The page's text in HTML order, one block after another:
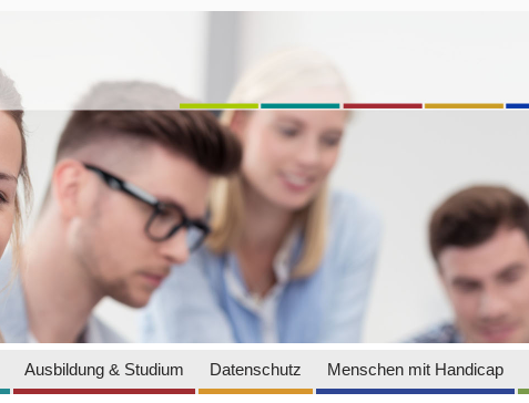
Ausbildung & Studium Datenschutz Menschen mit Handicap